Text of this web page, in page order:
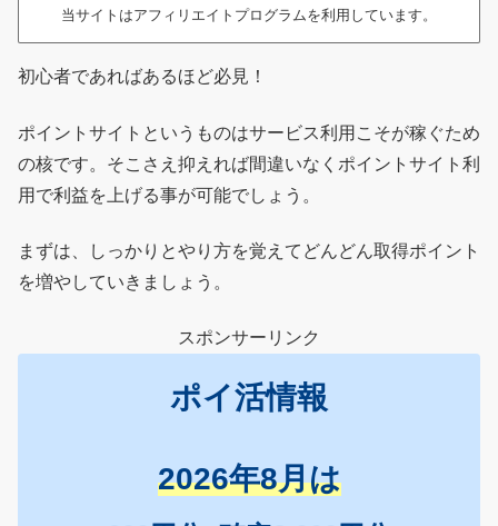
当サイトはアフィリエイトプログラムを利用しています。
初心者であればあるほど必見！
ポイントサイトというものはサービス利用こそが稼ぐため
の核です。そこさえ抑えれば間違いなくポイントサイト利
用で利益を上げる事が可能でしょう。
まずは、しっかりとやり方を覚えてどんどん取得ポイント
を増やしていきましょう。
スポンサーリンク
ポイ活情報
2026年8月は